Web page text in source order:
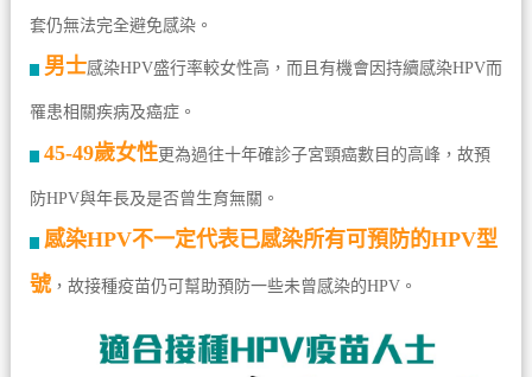
套仍無法完全避免感染。
男士感染HPV盛行率較女性高，而且有機會因持續感染HPV而
罹患相關疾病及癌症。
45-49歲女性更為過往十年確診子宮頸癌數目的高峰，故預
防HPV與年長及是否曾生育無關。
感染HPV不一定代表已感染所有可預防的HPV型
號，故接種疫苗仍可幫助預防一些未曾感染的HPV。